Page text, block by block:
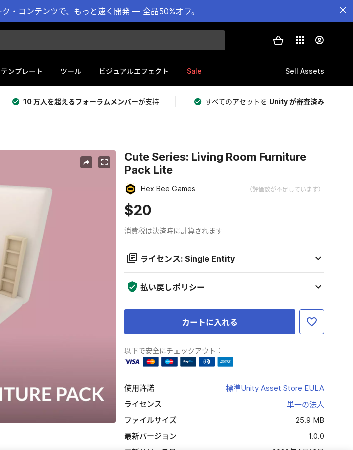
・コンテンツで、もっと速く開発 — 全品50%オフ。
テンプレート ツール ビジュアルエフェクト Sale Sell Assets
10 万人を超えるフォーラムメンバーが支持 すべてのアセットを Unity が審査済み
Cute Series: Living Room Furniture
Pack Lite
Hex Bee Games （評価数が不足しています）
$20
消費税は決済時に計算されます
ライセンス: Single Entity
払い戻しポリシー
カートに入れる
以下で安全にチェックアウト：
使用許諾
標準Unity Asset Store EULA
ライセンス
単一の法人
ファイルサイズ
25.9 MB
最新バージョン
1.0.0